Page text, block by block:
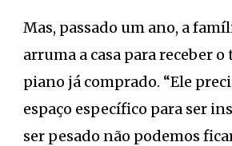
Mas, passado um ano, a
arruma a casa para receber
piano já comprado. “Ele
espaço específico para ser
ser pesado não podemos